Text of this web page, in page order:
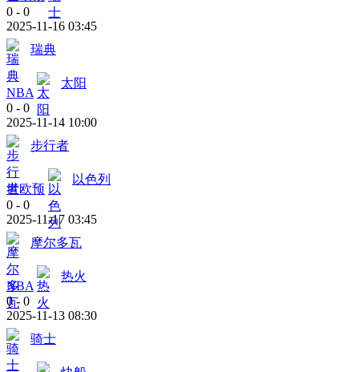
0 - 0
2025-11-16 03:45
瑞典
NBA
太阳
0 - 0
2025-11-14 10:00
步行者
世欧预
以色列
0 - 0
2025-11-17 03:45
摩尔多瓦
NBA
热火
0 - 0
2025-11-13 08:30
骑士